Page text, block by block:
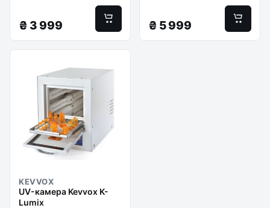
₴ 3 999 ₴ 5 999
KEVVOX
UV-камера Kevvox K-
Lumix